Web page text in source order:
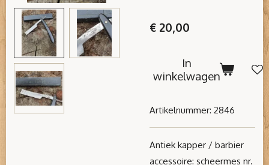
€ 20,00
In
winkelwagen
Artikelnummer: 2846
Antiek kapper / barbier
accessoire: scheermes nr.